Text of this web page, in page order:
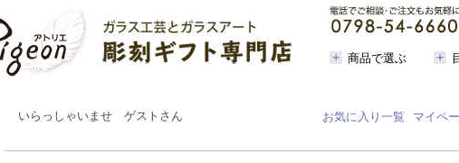
商品で選ぶ
いらっしゃいませ ゲストさん お気に入り一覧 マイペ